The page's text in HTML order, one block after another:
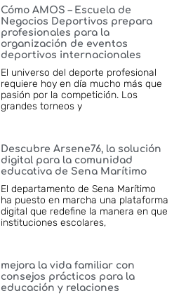
Cómo AMOS – Escuela de
Negocios Deportivos prepara
profesionales para la
organización de eventos
deportivos internacionales
El universo del deporte profesional
requiere hoy en día mucho más que
pasión por la competición. Los
grandes torneos y
Descubre Arsene76, la solución
digital para la comunidad
educativa de Sena Marítimo
El departamento de Sena Marítimo
ha puesto en marcha una plataforma
digital que redefine la manera en que
instituciones escolares,
mejora la vida familiar con
consejos prácticos para la
educación y relaciones